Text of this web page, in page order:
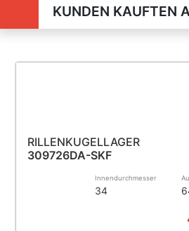
KUNDEN KAUFTEN
RILLENKUGELLAGER
309726DA-SKF
Innendurchmesser
34